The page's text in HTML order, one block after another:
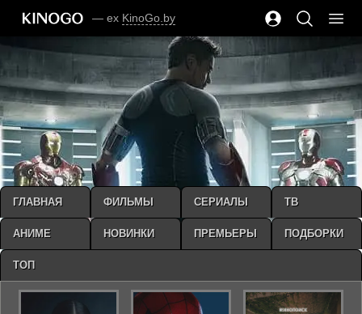
— ex KinoGo.by
ГЛАВНАЯ ФИЛЬМЫ СЕРИАЛЫ ТВ
АНИМЕ НОВИНКИ ПРЕМЬЕРЫ ПОДБОРКИ
ТОП